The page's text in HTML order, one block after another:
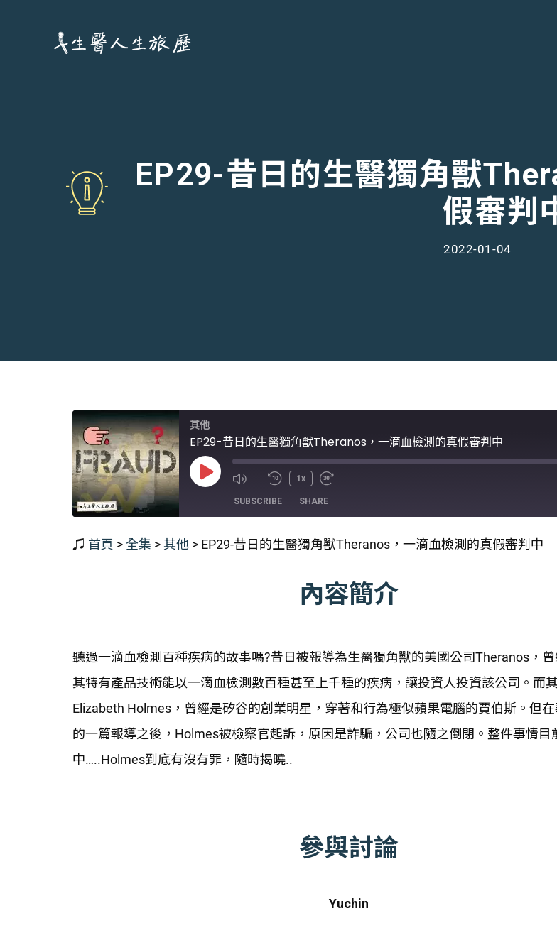
EP29-昔日的生醫獨角獸
假審判
2022-01-04
其他
EP29-昔日的生醫獨角獸Theranos，一滴血檢測的真假審判中
Play
Episode
1x
SUBSCRIBE SHARE
SHARE
♫ 首頁 > 全集 > 其他 > EP29-昔日的生醫獨角獸Theranos，一滴血檢測的真假審判中
內容簡介
聽過一滴血檢測百種疾病的故事嗎?昔日被報導為生醫獨角獸的美國公司Theranos，
其特有產品技術能以一滴血檢測數百種甚至上千種的疾病，讓投資人投資該公司。而
Elizabeth Holmes，曾經是矽谷的創業明星，穿著和行為極似蘋果電腦的賈伯斯。但
的一篇報導之後，Holmes被檢察官起訴，原因是詐騙，公司也隨之倒閉。整件事情目
中…..Holmes到底有沒有罪，隨時揭曉..
參與討論
Yuchin